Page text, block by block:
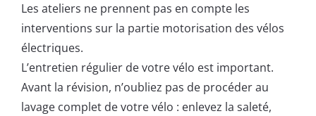
Les ateliers ne prennent pas en compte les
interventions sur la partie motorisation des vélos
électriques.
L’entretien régulier de votre vélo est important.
Avant la révision, n’oubliez pas de procéder au
lavage complet de votre vélo : enlevez la saleté,